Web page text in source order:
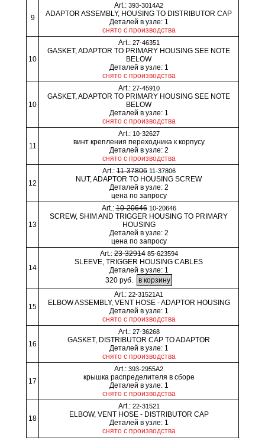
9
Art.: 393-3014A2
ADAPTOR ASSEMBLY, HOUSING TO DISTRIBUTOR CAP
Деталей в узле: 1
снято с производства
10
Art.: 27-46351
GASKET, ADAPTOR TO PRIMARY HOUSING SEE NOTE
BELOW
Деталей в узле: 1
снято с производства
10
Art.: 27-45910
GASKET, ADAPTOR TO PRIMARY HOUSING SEE NOTE
BELOW
Деталей в узле: 1
снято с производства
11
Art.: 10-32627
винт крепления переходника к корпусу
Деталей в узле: 2
снято с производства
12
Art.:11-37806 11-37806
NUT, ADAPTOR TO HOUSING SCREW
Деталей в узле: 2
цена по запросу
13
Art.:10-20646 10-20646
SCREW, SHIM AND TRIGGER HOUSING TO PRIMARY
HOUSING
Деталей в узле: 2
цена по запросу
14
Art.:23-32914 85-623594
SLEEVE, TRIGGER HOUSING CABLES
Деталей в узле: 1
320 руб.
15
Art.: 22-31521A1
ELBOW ASSEMBLY, VENT HOSE - ADAPTOR HOUSING
Деталей в узле: 1
снято с производства
16
Art.: 27-36268
GASKET, DISTRIBUTOR CAP TO ADAPTOR
Деталей в узле: 1
снято с производства
17
Art.: 393-2955A2
крышка распределителя в сборе
Деталей в узле: 1
снято с производства
18
Art.: 22-31521
ELBOW, VENT HOSE - DISTRIBUTOR CAP
Деталей в узле: 1
снято с производства